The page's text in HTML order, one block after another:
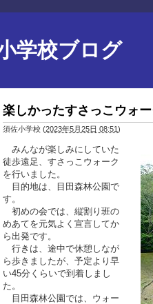
学校ブログ
楽しかったすさっこウォ
須佐小学校 (2023年5月25日 08:51)
みんなが楽しみにしていた
徒歩遠足、すさっこウォーク
を行いました。
目的地は、目田森林公園で
す。
初めの会では、縦割り班の
めあてを元気よく宣言してか
ら出発です。
行きは、途中で休憩しなが
ら歩きましたが、予定より早
い45分くらいで到着しまし
た。
目田森林公園では、ウォー